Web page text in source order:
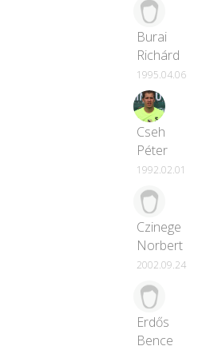
Burai
Richárd
1995.04.06
Cseh
Péter
1992.02.01
Czinege
Norbert
2002.09.24
Erdős
Bence